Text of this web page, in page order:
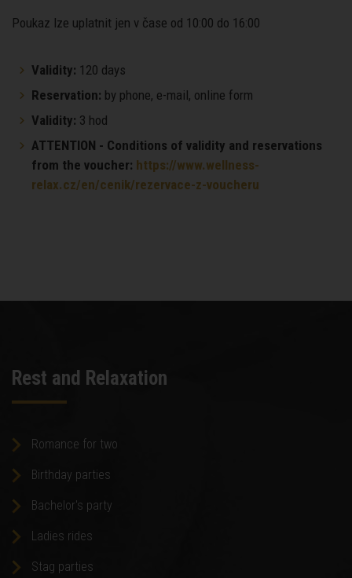
Poukaz lze uplatnit jen v čase od 10:00 do 16:00
Validity: 120 days
Reservation: by phone, e-mail, online form
Validity: 3 hod
ATTENTION - Conditions of validity and reservations
from the voucher: https://www.wellness-
relax.cz/en/cenik/rezervace-z-voucheru
Rest and Relaxation
Romance for two
Birthday parties
Bachelor's party
Ladies rides
Stag parties